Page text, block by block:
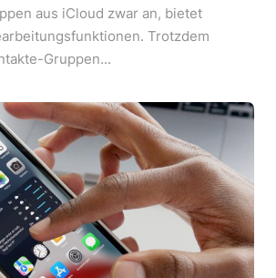
aus iCloud zwar an, bietet
Trotzdem
Gruppen...